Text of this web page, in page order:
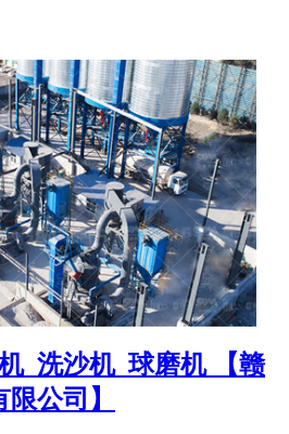
_洗沙机_球磨机 【赣
公司】